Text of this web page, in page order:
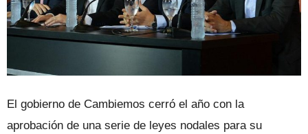
El gobierno de Cambiemos cerró el año con la
aprobación de una serie de leyes nodales para su